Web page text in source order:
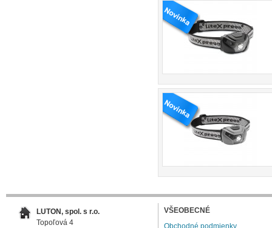
LUTON, spol. s r.o.
Topoľová 4
VŠEOBECNÉ
Obchodné podmienky